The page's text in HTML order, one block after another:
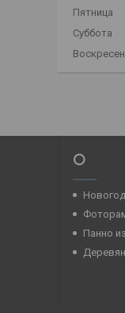
Пятница
Суббота
⭕
Панно